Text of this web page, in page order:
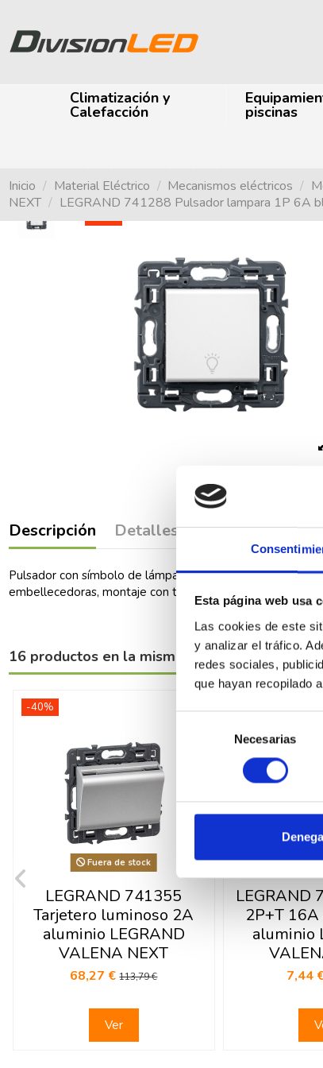
Esta página web usa
Las cookies de este
y analizar el tráfico.
redes sociales,
que hayan recopilado
consentimiento
Necesarias
Climatización y
Calefacción piscinas
Inicio Material Eléctrico Mecanismos eléctricos
NEXT
LEGRAND 741288 Pulsador lampara 1P 6A
Descripción Detalles del producto
Pulsador con símbolo de lámpara Valena Next 6 A - 230
embellecedoras, montaje con tornillos o garras.
16 productos en la misma categoría:
-40%
Fuera de stock
LEGRAND 741355
Tarjetero luminoso 2A
aluminio LEGRAND
VALENA NEXT
68,27 €113,79 €
Ver
-40%
LEGRAND
2P+T
aluminio
7,44